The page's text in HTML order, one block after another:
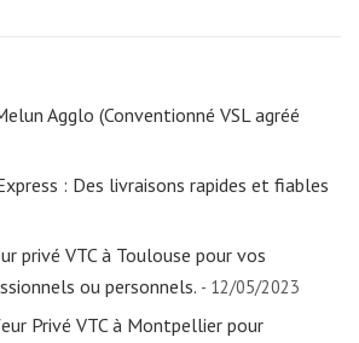
Agglo (Conventionné VSL agréé
: Des livraisons rapides et fiables
privé VTC à Toulouse pour vos
ou personnels. - 12/05/2023
Privé VTC à Montpellier pour